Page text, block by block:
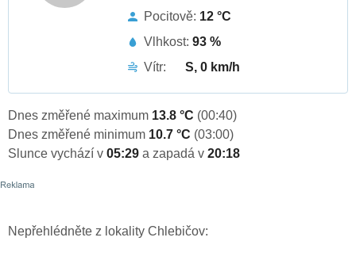
Pocitově: 12 °C
Vlhkost: 93 %
Vítr:
S, 0 km/h
Dnes změřené maximum 13.8 °C (00:40)
Dnes změřené minimum 10.7 °C (03:00)
Slunce vychází v 05:29 a zapadá v 20:18
Nepřehlédněte z lokality Chlebičov: